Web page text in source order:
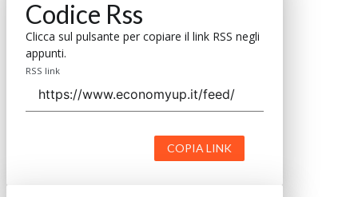
Codice Rss
Clicca sul pulsante per copiare il link RSS negli
appunti.
RSS link
COPIA LINK